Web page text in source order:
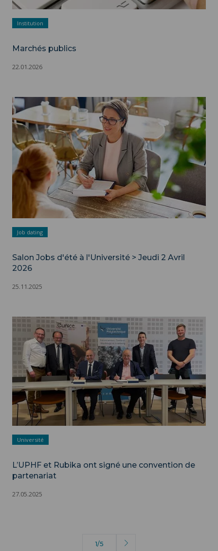
Institution
Marchés publics
22.01.2026
Salon Jobs d'été à l'Université > Jeudi 2 Avril 2026 ">
Job dating
Salon Jobs d'été à l'Université > Jeudi 2 Avril
2026
25.11.2025
Université
L’UPHF et Rubika ont signé une convention de
partenariat
27.05.2025
1/5 Page